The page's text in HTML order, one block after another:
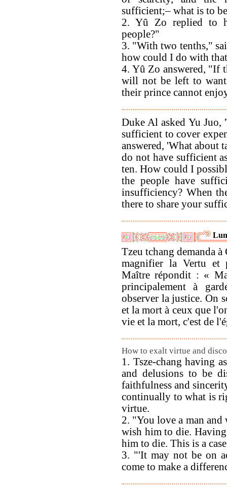
sufficient;– what is to
2. Yû Zo replied to
people?"
3. "With two tenths,"
how could I do with
4. Yû Zo answered, "If
will not be left to
their prince cannot
Duke Al asked Yu Juo,
sufficient to cover
answered, 'What about
do not have sufficient
ten. How could I
the people have
insufficiency? When
there to share your
Tzeu tchang demanda
magnifier la Vertu et
Maître répondit : «
principalement à
observer la justice. On
et la mort à ceux que
vie et la mort, c'est de
How to exalt virtue and
1. Tsze-chang having
and delusions to be
faithfulness and
continually to what is
virtue.
2. "You love a man
wish him to die.
him to die. This is a
3. "'It may not be on
come to make a